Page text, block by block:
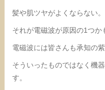
髪や肌ツヤがよくならない。
それが電磁波が原因の1つか
電磁波には皆さんも承知の
そういったものではなく機
す。